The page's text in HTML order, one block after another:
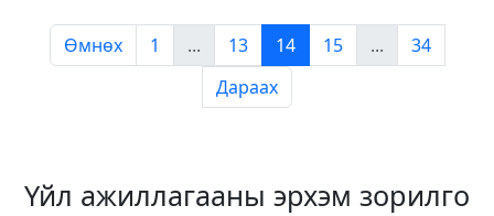
Өмнөх 1 ... 13 14 15 ...
34
Дараах
Үйл ажиллагааны эрхэм зорилго